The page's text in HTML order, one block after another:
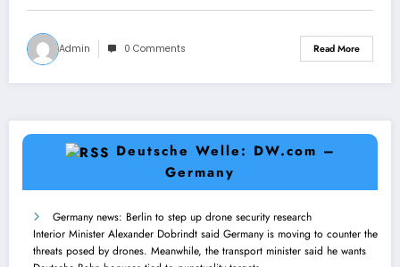
Admin 0 Comments Read More
Deutsche Welle: DW.com –
Germany
Germany news: Berlin to step up drone security research
Interior Minister Alexander Dobrindt said Germany is moving to counter the
threats posed by drones. Meanwhile, the transport minister said he wants